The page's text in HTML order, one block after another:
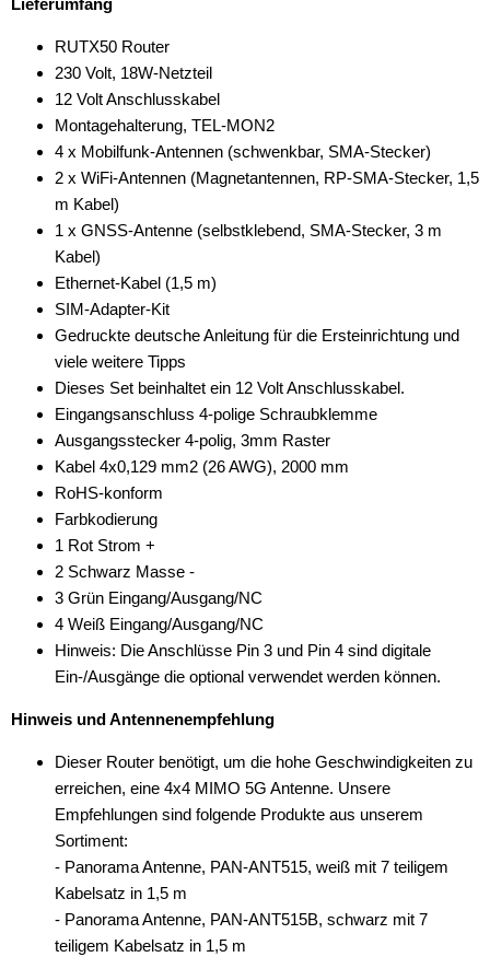
Lieferumfang
RUTX50 Router
230 Volt, 18W-Netzteil
12 Volt Anschlusskabel
Montagehalterung, TEL-MON2
4 x Mobilfunk-Antennen (schwenkbar, SMA-Stecker)
2 x WiFi-Antennen (Magnetantennen, RP-SMA-Stecker, 1,5
m Kabel)
1 x GNSS-Antenne (selbstklebend, SMA-Stecker, 3 m
Kabel)
Ethernet-Kabel (1,5 m)
SIM-Adapter-Kit
Gedruckte deutsche Anleitung für die Ersteinrichtung und
viele weitere Tipps
Dieses Set beinhaltet ein 12 Volt Anschlusskabel.
Eingangsanschluss 4-polige Schraubklemme
Ausgangsstecker 4-polig, 3mm Raster
Kabel 4x0,129 mm2 (26 AWG), 2000 mm
RoHS-konform
Farbkodierung
1 Rot Strom +
2 Schwarz Masse -
3 Grün Eingang/Ausgang/NC
4 Weiß Eingang/Ausgang/NC
Hinweis: Die Anschlüsse Pin 3 und Pin 4 sind digitale
Ein-/Ausgänge die optional verwendet werden können.
Hinweis und Antennenempfehlung
Dieser Router benötigt, um die hohe Geschwindigkeiten zu
erreichen, eine 4x4 MIMO 5G Antenne. Unsere
Empfehlungen sind folgende Produkte aus unserem
Sortiment:
- Panorama Antenne, PAN-ANT515, weiß mit 7 teiligem
Kabelsatz in 1,5 m
- Panorama Antenne, PAN-ANT515B, schwarz mit 7
teiligem Kabelsatz in 1,5 m